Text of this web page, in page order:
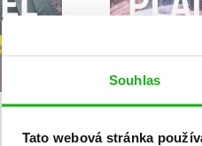
Souhlas
Tato webová stránka
Jenny Hanová,
Oheň a